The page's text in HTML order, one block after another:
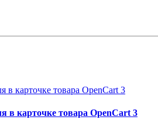
в карточке товара OpenCart 3